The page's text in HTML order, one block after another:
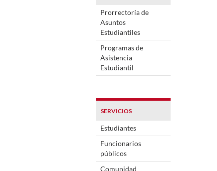
Prorrectoría de
Asuntos
Estudiantiles
Programas de
Asistencia
Estudiantil
SERVICIOS
Estudiantes
Funcionarios
públicos
Comunidad